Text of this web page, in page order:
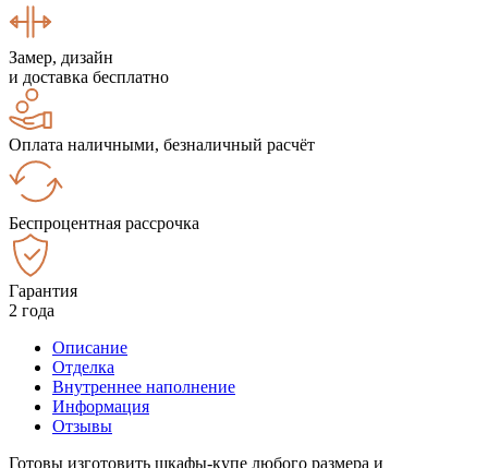
Замер, дизайн
и доставка бесплатно
Оплата наличными, безналичный расчёт
Беспроцентная рассрочка
Гарантия
2 года
Описание
Отделка
Внутреннее наполнение
Информация
Отзывы
Готовы изготовить шкафы-купе любого размера и